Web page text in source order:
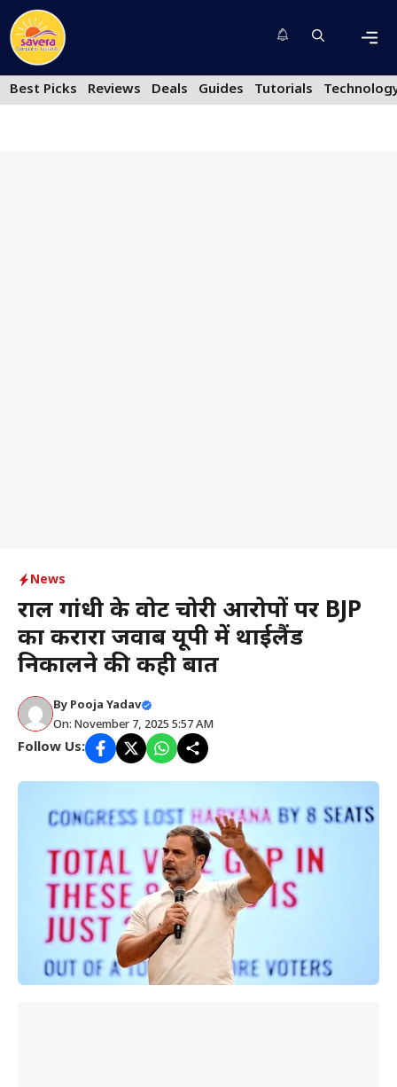
Skip
to
content
Best Picks
Reviews Deals Guides Tutorials
News
राहुल गांधी के वोट चोरी आरोपों पर BJP
का करारा जवाब यूपी में थाईलैंड
निकालने की कही बात
By Pooja Yadav
On: November 7, 2025 5:57 AM
Follow Us: